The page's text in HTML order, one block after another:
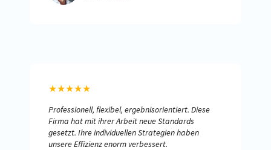
★★★★★
Professionell, flexibel, ergebnisorientiert. Diese
Firma hat mit ihrer Arbeit neue Standards
gesetzt. Ihre individuellen Strategien haben
unsere Effizienz enorm verbessert.